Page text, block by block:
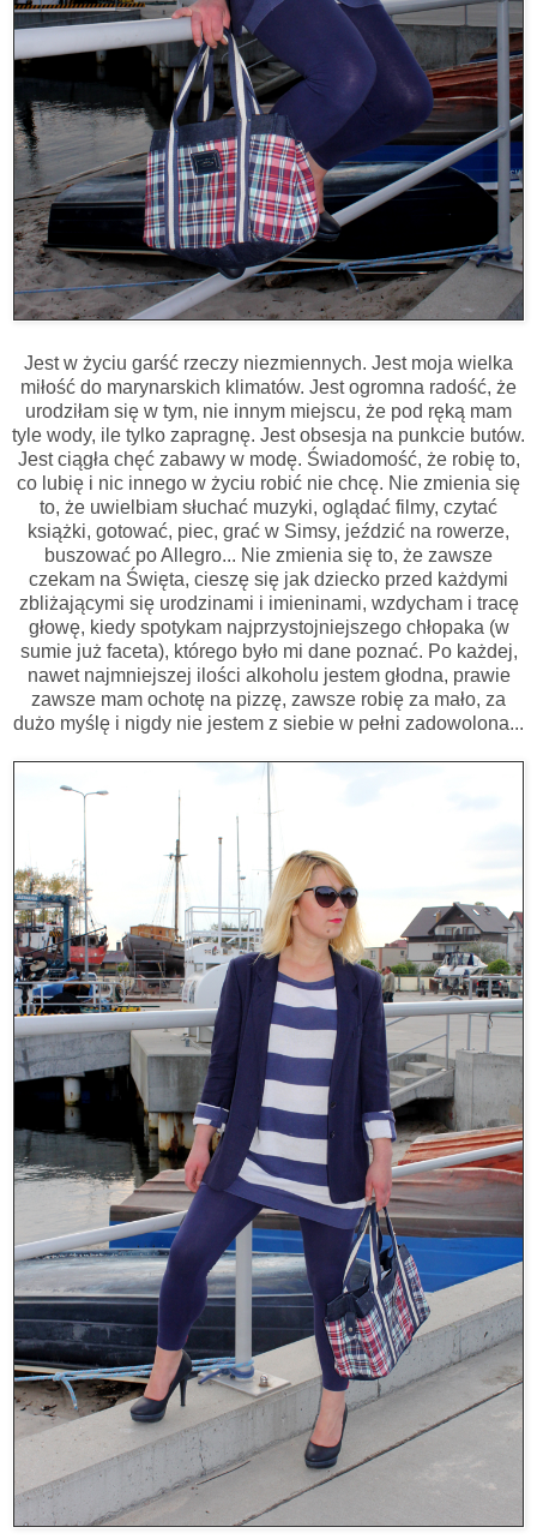
Jest w życiu garść rzeczy niezmiennych. Jest moja wielka
miłość do marynarskich klimatów. Jest ogromna radość, że
urodziłam się w tym, nie innym miejscu, że pod ręką mam
tyle wody, ile tylko zapragnę. Jest obsesja na punkcie butów.
Jest ciągła chęć zabawy w modę. Świadomość, że robię to,
co lubię i nic innego w życiu robić nie chcę. Nie zmienia się
to, że uwielbiam słuchać muzyki, oglądać filmy, czytać
książki, gotować, piec, grać w Simsy, jeździć na rowerze,
buszować po Allegro... Nie zmienia się to, że zawsze
czekam na Święta, cieszę się jak dziecko przed każdymi
zbliżającymi się urodzinami i imieninami, wzdycham i tracę
głowę, kiedy spotykam najprzystojniejszego chłopaka (w
sumie już faceta), którego było mi dane poznać. Po każdej,
nawet najmniejszej ilości alkoholu jestem głodna, prawie
zawsze mam ochotę na pizzę, zawsze robię za mało, za
dużo myślę i nigdy nie jestem z siebie w pełni zadowolona...